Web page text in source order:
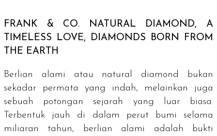
FRANK & CO. NATURAL DIAMOND, A
TIMELESS LOVE, DIAMONDS BORN FROM
THE EARTH
Berlian alami atau natural diamond
bukan
sekadar permata yang indah, melainkan juga
sebuah potongan sejarah yang luar biasa.
Terbentuk jauh di dalam perut bumi selama
miliaran tahun, berlian alami adalah bukti